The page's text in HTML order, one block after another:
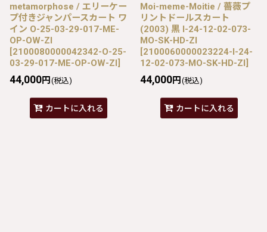
metamorphose / エリーケー
プ付きジャンパースカート ワ
イン O-25-03-29-017-ME-
OP-OW-ZI
[2100080000042342-O-25-
03-29-017-ME-OP-OW-ZI]
44,000円 (税込)
カートに入れる
Moi-meme-Moitie / 薔薇プ
リントドールスカート
(2003) 黒 I-24-12-02-073-
MO-SK-HD-ZI
[2100060000023224-I-24-
12-02-073-MO-SK-HD-ZI]
44,000円 (税込)
カートに入れる